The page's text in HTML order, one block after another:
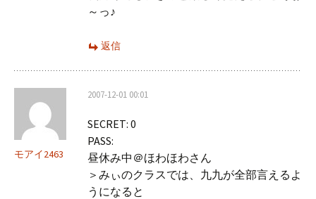
～っ♪
返信
モアイ2463
2007-12-01 00:01
SECRET: 0
PASS:
昼休み中＠ほわほわさん
＞みぃのクラスでは、九九が全部言えるよ
うになると